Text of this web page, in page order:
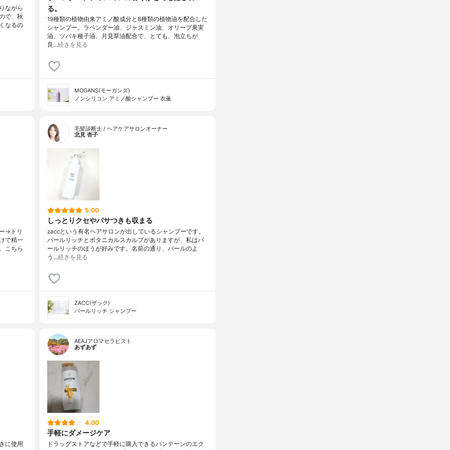
ながら
で、秋
なるの
る。
19種類の植物由来アミノ酸成分と8種類の植物油を配合した
シャンプー。ラベンダー油、ジャスミン油、オリーブ果実
油、ツバキ種子油、月見草油配合で、とても、泡立ちが
良…続きを見る
MOGANS(モーガンズ)
ノンシリコン アミノ酸シャンプー 衣薫
→トリ
で精一
こちら
毛髪診断士 / ヘアケアサロンオーナー
北見 杏子
5.00
しっとりクセやパサつきも収まる
zaccという有名ヘアサロンが出しているシャンプーです。
パールリッチとボタニカルスカルプがありますが、私はパ
ールリッチのほうが好みです。名前の通り、パールのよ
う…続きを見る
ZACC(ザック)
パールリッチ シャンプー
に使用
AEAJアロマセラピスト
あずあず
4.00
手軽にダメージケア
ドラッグストアなどで手軽に購入できるパンテーンのエク